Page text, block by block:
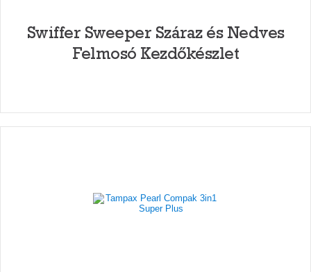
Swiffer Sweeper Száraz és Nedves
Felmosó Kezdőkészlet